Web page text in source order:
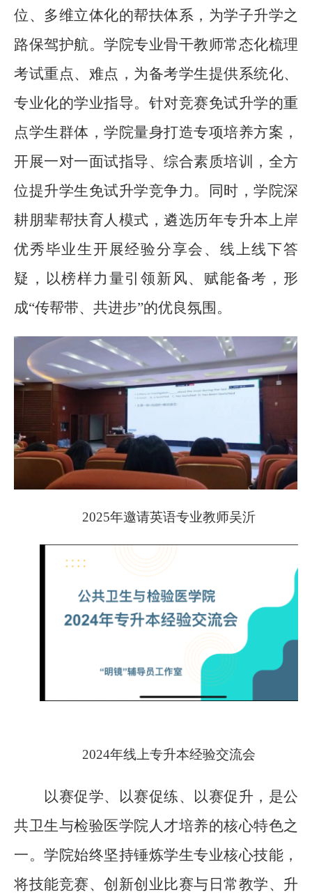
位、多维立体化的帮扶体系，为学子升学之
路保驾护航。学院专业骨干教师常态化梳理
考试重点、难点，为备考学生提供系统化、
专业化的学业指导。针对竞赛免试升学的重
点学生群体，学院量身打造专项培养方案，
开展一对一面试指导、综合素质培训，全方
位提升学生免试升学竞争力。同时，学院深
耕朋辈帮扶育人模式，遴选历年专升本上岸
优秀毕业生开展经验分享会、线上线下答
疑，以榜样力量引领新风、赋能备考，形
成“传帮带、共进步”的优良氛围。
2025年邀请英语专业教师吴沂
2024年线上专升本经验交流会
以赛促学、以赛促练、以赛促升，是公
共卫生与检验医学院人才培养的核心特色之
一。学院始终坚持锤炼学生专业核心技能，
将技能竞赛、创新创业比赛与日常教学、升